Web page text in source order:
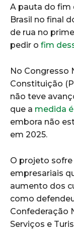
A pauta do fim
Brasil no final
de rua no
pedir o fim
No Congresso
Constituição
não teve
que a medida
embora não
em 2025.
O projeto
empresariais
aumento dos
como
Confederação
Serviços e